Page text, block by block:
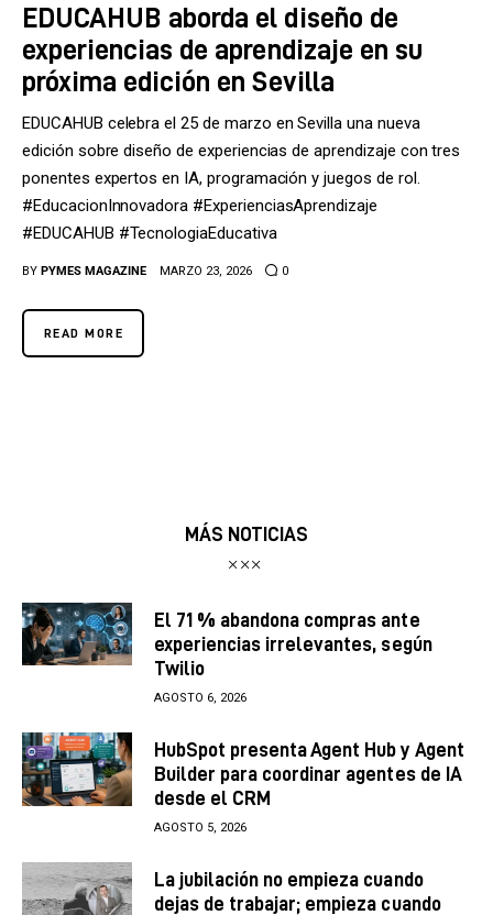
Directorio
EDUCAHUB aborda el diseño de
experiencias de aprendizaje en su
próxima edición en Sevilla
EDUCAHUB celebra el 25 de marzo en Sevilla una nueva
edición sobre diseño de experiencias de aprendizaje con tres
ponentes expertos en IA, programación y juegos de rol.
#EducacionInnovadora #ExperienciasAprendizaje
#EDUCAHUB #TecnologiaEducativa
BY PYMES MAGAZINE MARZO 23, 2026 0
READ MORE
MÁS NOTICIAS
El 71 % abandona compras ante
experiencias irrelevantes, según
Twilio
AGOSTO 6, 2026
HubSpot presenta Agent Hub y Agent
Builder para coordinar agentes de IA
desde el CRM
AGOSTO 5, 2026
La jubilación no empieza cuando
dejas de trabajar; empieza cuando